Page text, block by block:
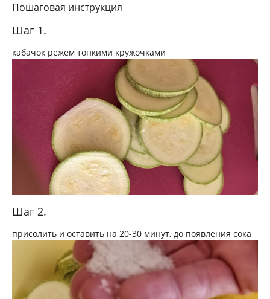
Пошаговая инструкция
Шаг 1.
кабачок режем тонкими кружочками
Шаг 2.
присолить и оставить на 20-30 минут, до появления сока